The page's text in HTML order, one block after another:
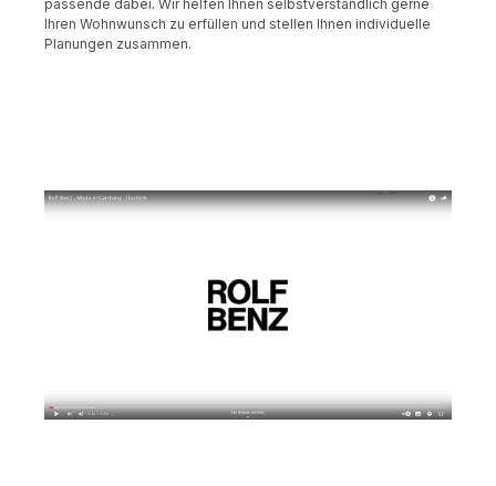
passende dabei. Wir helfen Ihnen selbstverständlich gerne
Ihren Wohnwunsch zu erfüllen und stellen Ihnen individuelle
Planungen zusammen.